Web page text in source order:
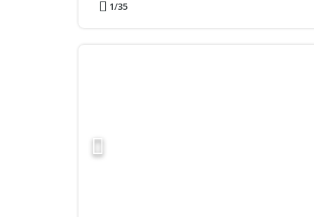
1/35